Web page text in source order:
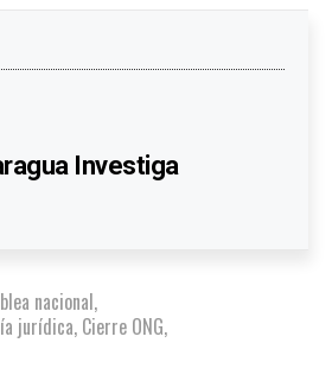
Investiga
nacional,
jurídica, Cierre ONG,